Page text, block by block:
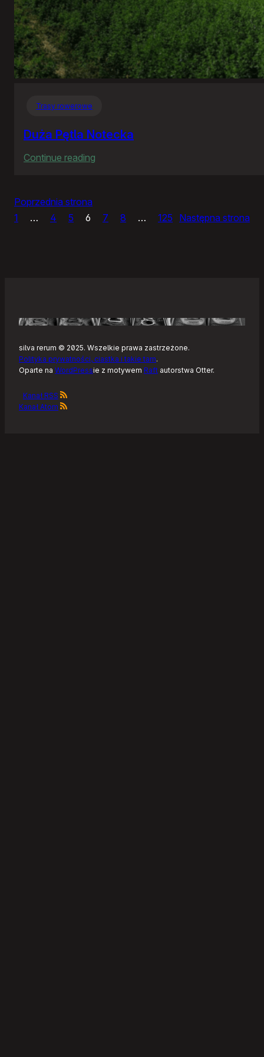
Trasy rowerowe
Duża Pętla Notecka
Continue reading
Poprzednia strona
1
… 4 5 6 7 8 … 125 Następna strona
silva rerum © 2025. Wszelkie prawa zastrzeżone.
Polityka prywatności, ciastka i takie tam.
Oparte na WordPressie z motywem Raft autorstwa Otter.
Kanał RSS
Kanał Atom